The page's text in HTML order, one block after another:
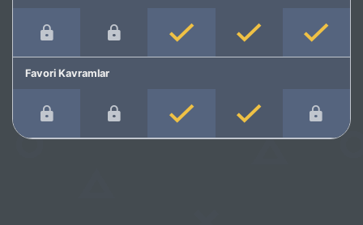
Favori Kavramlar